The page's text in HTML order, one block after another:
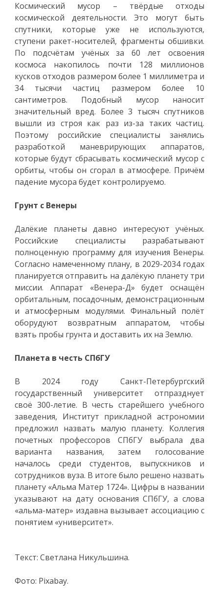
Космический мусор – твёрдые отходы
космической деятельности. Это могут быть
спутники, которые уже не используются,
ступени ракет-носителей, фрагменты обшивки.
По подсчётам учёных за 60 лет освоения
космоса накопилось почти 128 миллионов
кусков отходов размером более 1 миллиметра и
34 тысячи частиц размером более 10
сантиметров. Подобный мусор наносит
значительный вред. Более 3 тысяч спутников
вышли из строя как раз из-за таких частиц.
Поэтому российские специалисты занялись
разработкой маневрирующих аппаратов,
которые будут сбрасывать космический мусор с
орбиты, чтобы он сгорал в атмосфере. Причём
падение мусора будет контролируемо.
Грунт с Венеры
Далёкие планеты давно интересуют учёных.
Российские специалисты разрабатывают
полноценную программу для изучения Венеры.
Согласно намеченному плану, в 2029-2034 годах
планируется отправить на далёкую планету три
миссии. Аппарат «Венера-Д» будет оснащён
орбитальным, посадочным, демонстрационным
и атмосферным модулями. Финальный полёт
оборудуют возвратным аппаратом, чтобы
взять пробы грунта и доставить их на Землю.
Планета в честь СПбГУ
В 2024 году Санкт-Петербургский
государственный университет отпразднует
своё 300-летие. В честь старейшего учебного
заведения, Институт прикладной астрономии
предложил назвать малую планету. Коллегия
почетных профессоров СПбГУ выбрала два
варианта названия, затем голосование
началось среди студентов, выпускников и
сотрудников вуза. В итоге было решено назвать
планету «Альма Матер 1724». Цифры в названии
указывают на дату основания СПбГУ, а слова
«альма-матер» издавна вызывает ассоциацию с
понятием «университет».
Текст: Светлана Никульшина.
Фото: Pixabay.